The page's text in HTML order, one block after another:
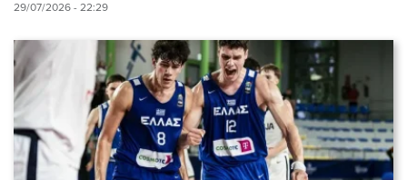
29/07/2026 - 22:29